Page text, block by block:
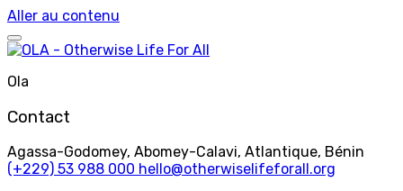
Aller au contenu
Ola
Contact
Agassa-Godomey, Abomey-Calavi, Atlantique, Bénin
(+229) 53 988 000 hello@otherwiselifeforall.org